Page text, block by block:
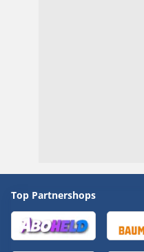
Top Partnershops